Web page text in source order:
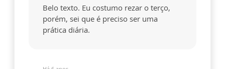
Belo texto. Eu costumo rezar o terço,
porém, sei que é preciso ser uma
prática diária.